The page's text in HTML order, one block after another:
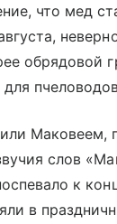
что мед
обрядовой
Маковеем,
слов
к
в